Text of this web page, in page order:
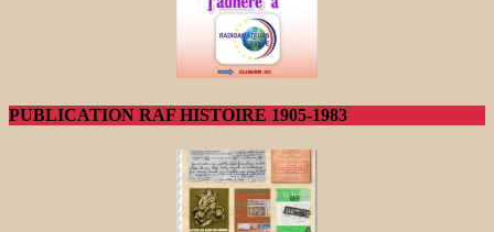
PUBLICATION RAF HISTOIRE 1905-1983